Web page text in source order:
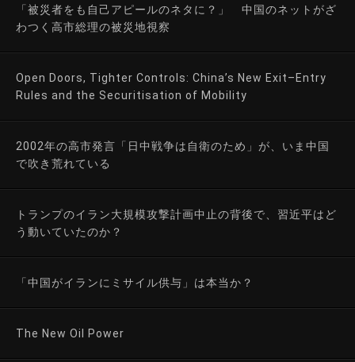
「被災者をも自己アピールのネタに？」 中国のネットがざ
わつく高市総理の被災地視察
Open Doors, Tighter Controls: China’s New Exit–Entry
Rules and the Securitisation of Mobility
2002年の高市発言「日中戦争は自衛のため」が、いま中国
で吹き荒れている
トランプのイラン大規模攻撃計画中止の背後で、習近平はど
う動いていたのか？
「中国がイランにミサイル供与」は本当か？
The New Oil Power